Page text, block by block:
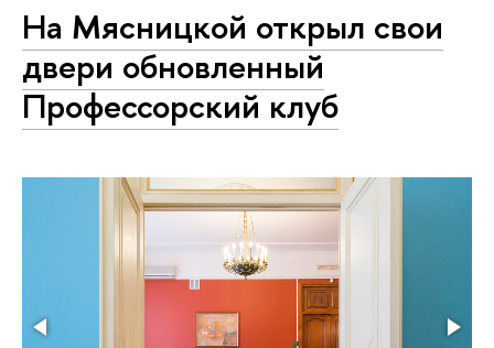
На Мясницкой открыл свои
двери обновленный
Профессорский клуб